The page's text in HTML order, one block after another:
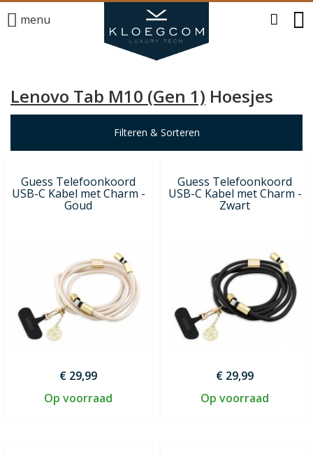
menu
Lenovo Tab M10 (Gen 1) Hoesjes
Filteren & Sorteren
Guess Telefoonkoord
USB-C Kabel met Charm -
Goud
€ 29,99
Op voorraad
Guess Telefoonkoord
USB-C Kabel met Charm -
Zwart
€ 29,99
Op voorraad